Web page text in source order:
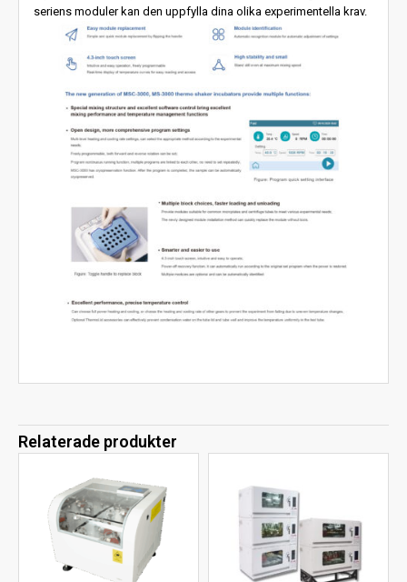
seriens moduler kan den uppfylla dina olika experimentella krav.
Relaterade produkter